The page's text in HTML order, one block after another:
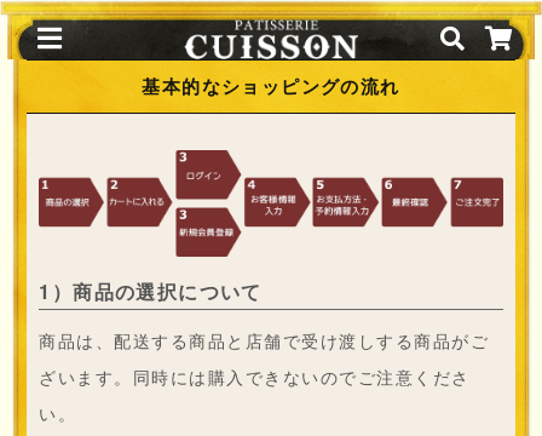
基本的なショッピングの流れ
1）商品の選択について
商品は、配送する商品と店舗で受け渡しする商品がご
ざいます。同時には購入できないのでご注意くださ
い。